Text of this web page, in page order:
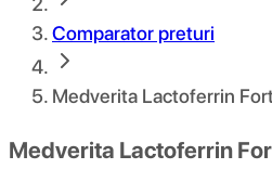
Comparator preturi
Medverita Lactoferrin
Medverita Lactoferrin